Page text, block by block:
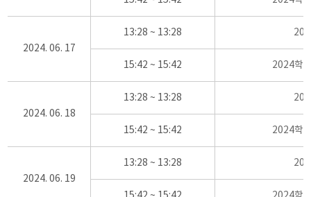
2024. 06. 17
13:28 ~ 13:28
15:42 ~ 15:42 2024학
2024. 06. 18
13:28 ~ 13:28
15:42 ~ 15:42 2024학
2024. 06. 19
13:28 ~ 13:28